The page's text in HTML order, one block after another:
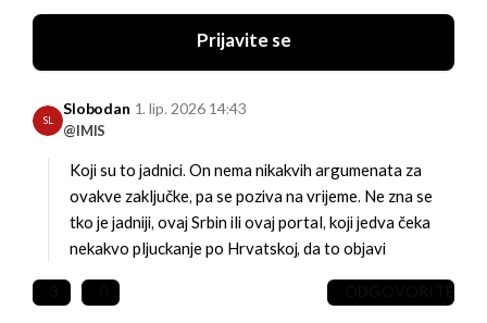
Prijavite se
SL
Slobodan
@IMIS
1. lip. 2026 14:43
Koji su to jadnici. On nema nikakvih argumenata za
ovakve zaključke, pa se poziva na vrijeme. Ne zna se
tko je jadniji, ovaj Srbin ili ovaj portal, koji jedva čeka
nekakvo pljuckanje po Hrvatskoj, da to objavi